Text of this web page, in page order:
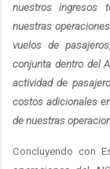
nuestros ingresos
nuestras
vuelos de
conjunta dentro del
actividad de
costos adicionales
de nuestras
Concluyendo con